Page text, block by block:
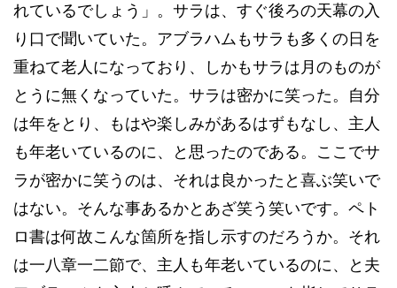
れているでしょう」。サラは、すぐ後ろの天幕の入
り口で聞いていた。アブラハムもサラも多くの日を
重ねて老人になっており、しかもサラは月のものが
とうに無くなっていた。サラは密かに笑った。自分
は年をとり、もはや楽しみがあるはずもなし、主人
も年老いているのに、と思ったのである。ここでサ
ラが密かに笑うのは、それは良かったと喜ぶ笑いで
はない。そんな事あるかとあざ笑う笑いです。ペト
ロ書は何故こんな箇所を指し示すのだろうか。それ
は一八章一二節で、主人も年老いているのに、と夫